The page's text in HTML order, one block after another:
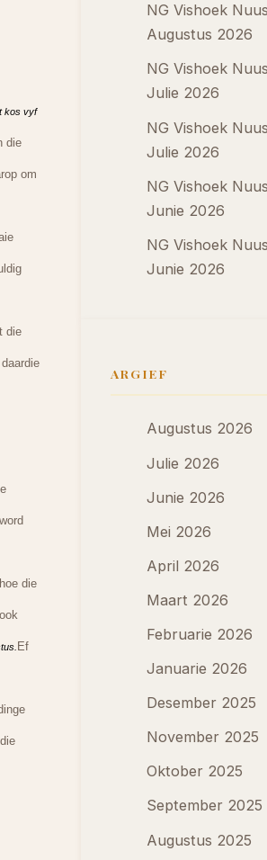
kos vyf
die
om
die
die
Ef
NG Vishoek
Augustus 2026
NG Vishoek
Julie 2026
NG Vishoek
Julie 2026
NG Vishoek
Junie 2026
NG Vishoek
Junie 2026
ARGIEF
Augustus 2026
Julie 2026
Junie 2026
Mei 2026
April 2026
Maart 2026
Februarie 2026
Januarie 2026
Desember 2025
November 2025
Oktober 2025
September 2025
Augustus 2025